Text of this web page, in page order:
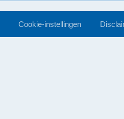
Cookie-instellingen